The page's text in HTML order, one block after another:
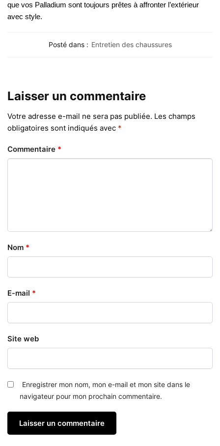
que vos Palladium sont toujours prêtes à affronter l’extérieur
avec style.
Posté dans : Entretien des chaussures
Laisser un commentaire
Votre adresse e-mail ne sera pas publiée. Les champs
obligatoires sont indiqués avec *
Commentaire *
Nom *
E-mail *
Site web
Enregistrer mon nom, mon e-mail et mon site dans le
navigateur pour mon prochain commentaire.